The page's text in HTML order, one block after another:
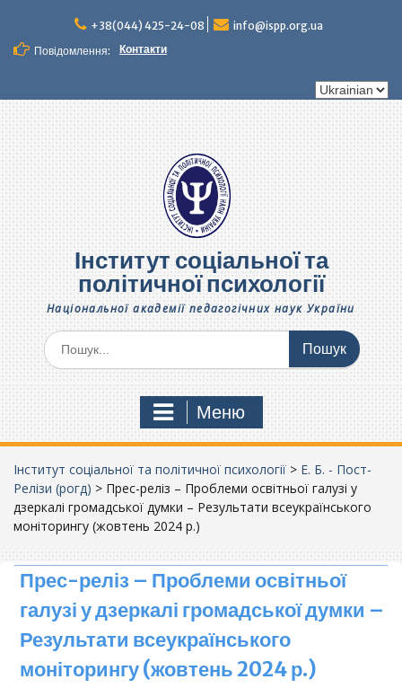
вмісту
+38(044) 425-24-08
info@ispp.org.ua
Повідомлення:
Контакти
Вибрати
Інститут соціальної та
політичної психології
Національної академії педагогічних наук України
Шукати:
Меню
Інститут соціальної та політичної психології > Е. Б. - Пост-
Релізи (рогд) > Прес-реліз – Проблеми освітньої галузі у
дзеркалі громадської думки – Результати всеукраїнського
моніторингу (жовтень 2024 р.)
Прес-реліз – Проблеми освітньої
галузі у дзеркалі громадської думки –
Результати всеукраїнського
моніторингу (жовтень 2024 р.)